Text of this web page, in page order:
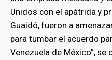
Unidos con el apátrida y
Guaidó, fueron a
para tumbar el acuerdo
Venezuela de México”,